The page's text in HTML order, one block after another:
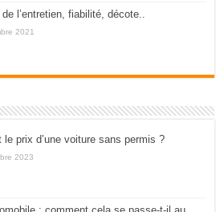
l’entretien, fiabilité, décote..
2021
le prix d’une voiture sans permis ?
2023